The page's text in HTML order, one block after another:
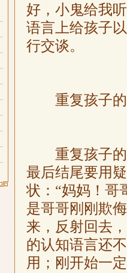
好，小鬼给我
语言上给孩子
行交谈。
重复孩子的
重复孩子的
最后结尾要用
状：“妈妈！哥
是哥哥刚刚欺
来，反射回去
的认知语言还
用；刚开始一